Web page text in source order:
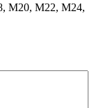
М20, М22, М24,